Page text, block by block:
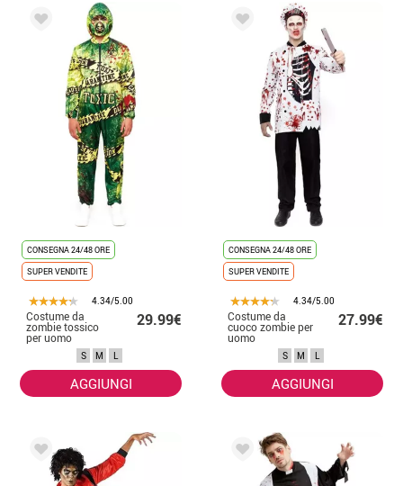
CONSEGNA 24/48 ORE
SUPER VENDITE
4.34/5.00
Costume da
zombie tossico
per uomo
29.99€
S M L
AGGIUNGI
CONSEGNA 24/48 ORE
SUPER VENDITE
4.34/5.00
Costume da
cuoco zombie per
uomo
27.99€
S M L
AGGIUNGI